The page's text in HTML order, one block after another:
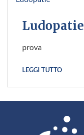
Ludopatie
prova
LEGGI TUTTO